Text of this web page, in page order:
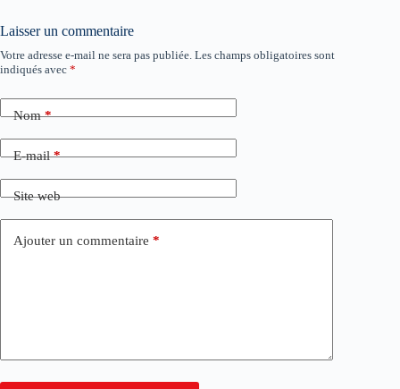
Laisser un commentaire
Votre adresse e-mail ne sera pas publiée. Les champs obligatoires sont
indiqués avec *
Nom*
E-mail*
Site web
Ajouter un commentaire *